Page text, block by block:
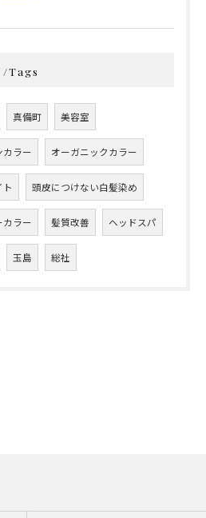
Tags
真備町 美容室
カラー オーガニックカラー
ト 頭皮につけない白髪染め
カラー 髪質改善 ヘッドスパ
玉島 総社